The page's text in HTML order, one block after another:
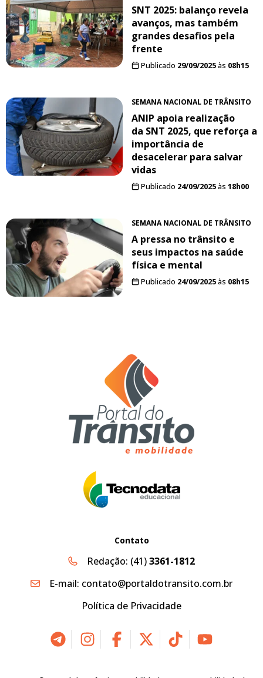
SNT 2025: balanço revela
avanços, mas também
grandes desafios pela
frente
Publicado 29/09/2025às 08h15
SEMANA NACIONAL DE TRÂNSITO
ANIP apoia realização
da SNT 2025, que reforça a
importância de
desacelerar para salvar
vidas
Publicado 24/09/2025às 18h00
SEMANA NACIONAL DE TRÂNSITO
A pressa no trânsito e
seus impactos na saúde
física e mental
Publicado 24/09/2025às 08h15
Contato
Redação: (41)3361-1812
E-mail: contato@portaldotransito.com.br
Política de Privacidade